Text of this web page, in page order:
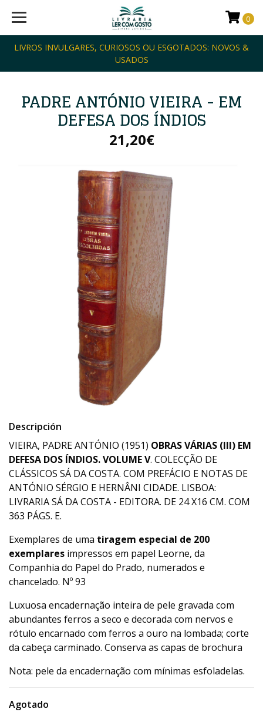
LIVROS INVULGARES, CURIOSOS OU ESGOTADOS: NOVOS &
USADOS
0
PADRE ANTÓNIO VIEIRA - EM
DEFESA DOS ÍNDIOS
21,20€
Descripción
VIEIRA, PADRE ANTÓNIO (1951) OBRAS VÁRIAS (III) EM
DEFESA DOS ÍNDIOS. VOLUME V. COLECÇÃO DE
CLÁSSICOS SÁ DA COSTA. COM PREFÁCIO E NOTAS DE
ANTÓNIO SÉRGIO E HERNÂNI CIDADE. LISBOA:
LIVRARIA SÁ DA COSTA - EDITORA. DE 24 X16 CM. COM
363 PÁGS. E.
Exemplares de uma tiragem especial de 200
exemplares impressos em papel Leorne, da
Companhia do Papel do Prado, numerados e
chancelado. Nº 93
Luxuosa encadernação inteira de pele gravada com
abundantes ferros a seco e decorada com nervos e
rótulo encarnado com ferros a ouro na lombada; corte
da cabeça carminado. Conserva as capas de brochura
Nota: pele da encadernação com mínimas esfoladelas.
Agotado